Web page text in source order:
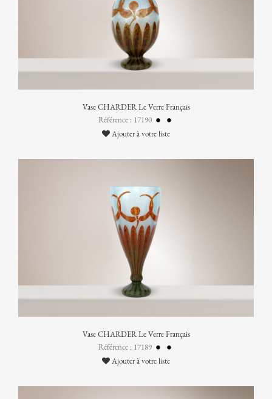
Vase CHARDER Le Verre Français
Référence : 17190
Ajouter à votre liste
Vase CHARDER Le Verre Français
Référence : 17189
Ajouter à votre liste